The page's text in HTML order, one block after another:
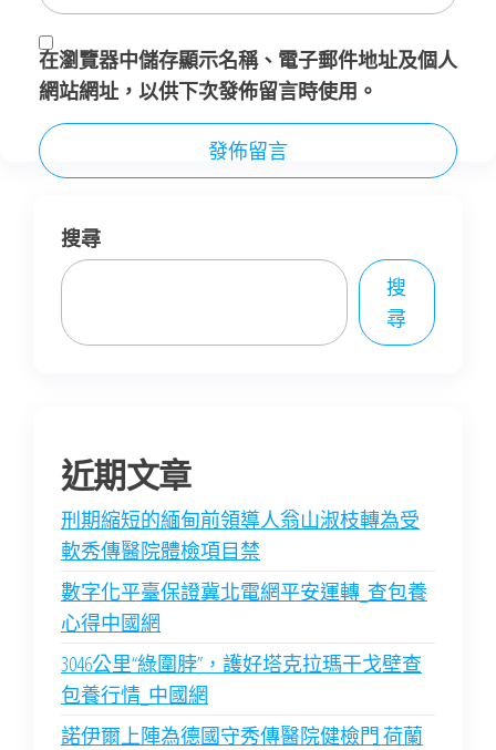
在瀏覽器中儲存顯示名稱、電子郵件地址及個人
網站網址，以供下次發佈留言時使用。
搜尋
搜
尋
近期文章
刑期縮短的緬甸前領導人翁山淑枝轉為受
軟秀傳醫院體檢項目禁
數字化平臺保證冀北電網平安運轉_查包養
心得中國網
3046公里“綠圍脖”，護好塔克拉瑪干戈壁查
包養行情_中國網
諾伊爾上陣為德國守秀傳醫院健檢門 荷蘭